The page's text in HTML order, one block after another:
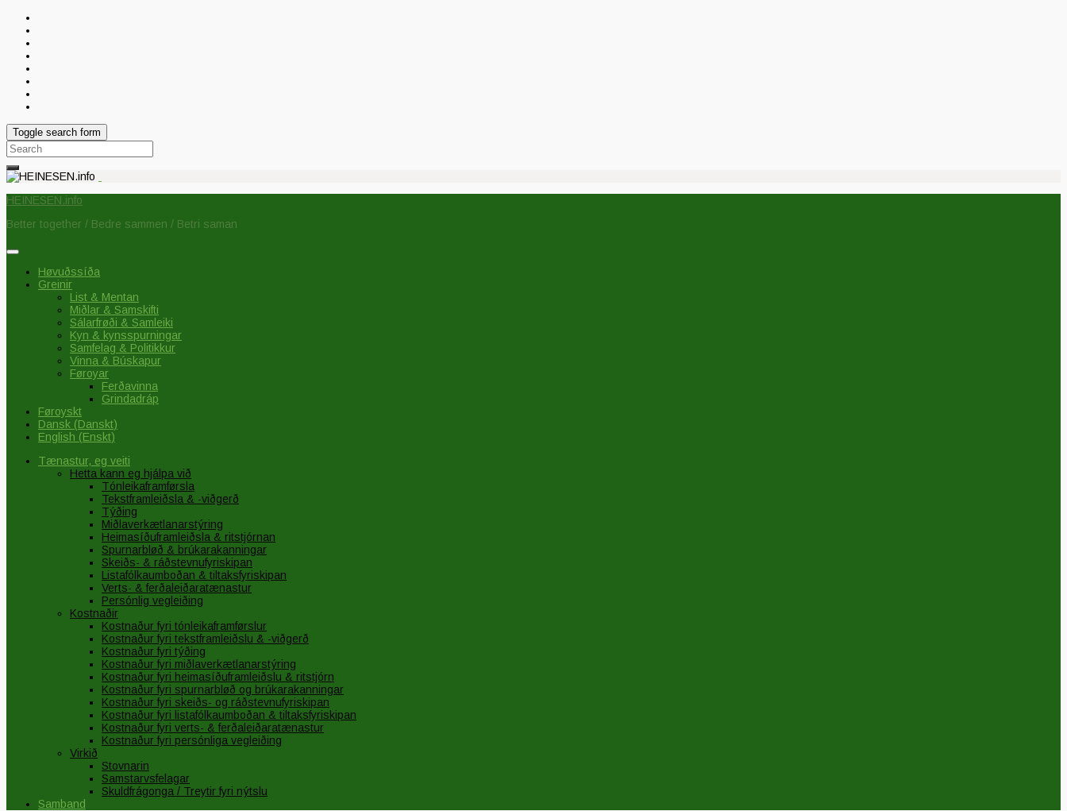
Toggle search form
Search
for:
HEINESEN.info
Better together / Bedre sammen / Betri saman
Høvuðssíða
Greinir
List & Mentan
Miðlar & Samskifti
Sálarfrøði & Samleiki
Kyn & kynsspurningar
Samfelag & Politikkur
Vinna & Búskapur
Føroyar
Ferðavinna
Grindadráp
Føroyskt
Dansk (Danskt)
English (Enskt)
Tænastur, eg veiti
Hetta kann eg hjálpa við
Tónleikaframførsla
Tekstframleiðsla & -viðgerð
Týðing
Miðlaverkætlanarstýring
Heimasíðuframleiðsla & ritstjórnan
Spurnarbløð & brúkarakanningar
Skeiðs- & ráðstevnufyriskipan
Listafólkaumboðan & tiltaksfyriskipan
Verts- & ferðaleiðaratænastur
Persónlig vegleiðing
Kostnaðir
Kostnaður fyri tónleikaframførslur
Kostnaður fyri tekstframleiðslu & -viðgerð
Kostnaður fyri týðing
Kostnaður fyri miðlaverkætlanarstýring
Kostnaður fyri heimasíðuframleiðslu & ritstjórn
Kostnaður fyri spurnarbløð og brúkarakanningar
Kostnaður fyri skeiðs- og ráðstevnufyriskipan
Kostnaður fyri listafólkaumboðan & tiltaksfyriskipan
Kostnaður fyri verts- & ferðaleiðaratænastur
Kostnaður fyri persónliga vegleiðing
Virkið
Stovnarin
Samstarvsfelagar
Skuldfrágonga / Treytir fyri nýtslu
Samband